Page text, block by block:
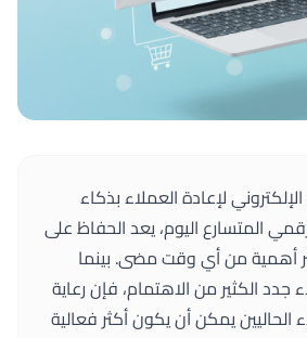
لإعادة العملاء بذكاء
المتسارع اليوم، يعد الحفاظ على
أهمية من أي وقت مضى. بينما
الكثير من الاهتمام، فإن رعاية
الحاليين يمكن أن يكون أكثر فعالية